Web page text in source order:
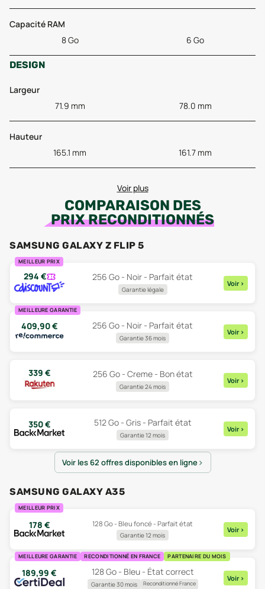
Capacité RAM
8 Go
6 Go
DESIGN
Largeur
71.9 mm
78.0 mm
Hauteur
165.1 mm
161.7 mm
Voir plus
COMPARAISON DES
PRIX RECONDITIONNÉS
SAMSUNG GALAXY Z FLIP 5
MEILLEUR PRIX
294 € 256 Go - Noir - Parfait état
Garantie légale
Voir >
MEILLEURE GARANTIE
409,90€ 256 Go - Noir - Parfait état
Garantie 36 mois
Voir >
339 € 256 Go - Creme - Bon état
Garantie 24 mois
Voir >
350€ 512 Go - Gris - Parfait état
Garantie 12 mois
Voir >
Voir les 62 offres disponibles en ligne
SAMSUNG GALAXY A35
MEILLEUR PRIX
178 € 128 Go - Bleu foncé - Parfait état
Garantie 12 mois
Voir >
MEILLEURE GARANTIE RECONDITIONNÉ EN FRANCE PARTENAIRE DU MOIS
189,99 € 128 Go - Bleu - État correct
Garantie 30 mois Reconditionné France
Voir >